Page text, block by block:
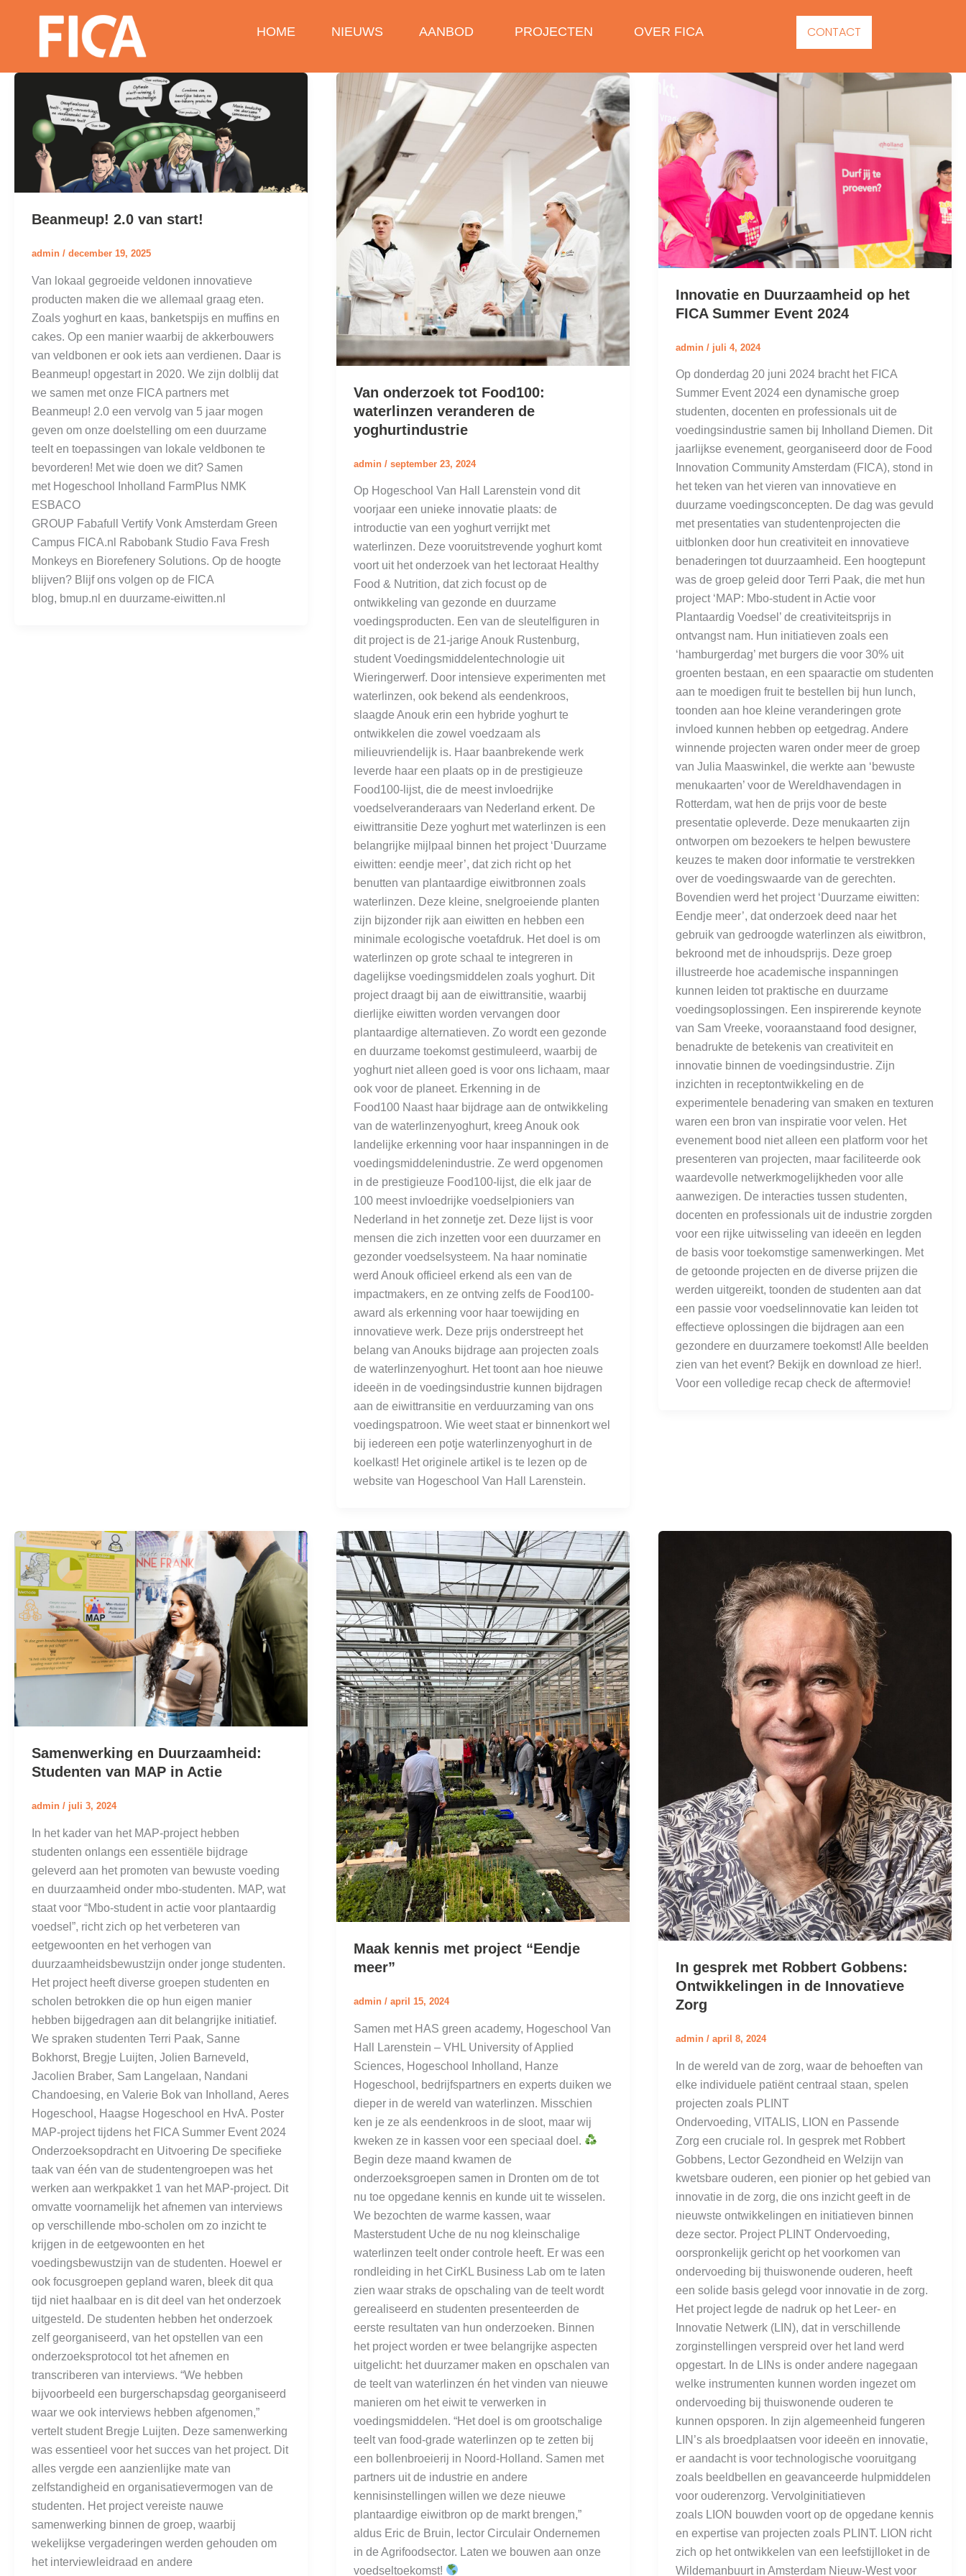
HOME NIEUWS AANBOD PROJECTEN OVER FICA CONTACT
Beanmeup! 2.0 van start!
admin / december 19, 2025
Van lokaal gegroeide veldonen innovatieve
producten maken die we allemaal graag eten.
Zoals yoghurt en kaas, banketspijs en muffins en
cakes. Op een manier waarbij de akkerbouwers
van veldbonen er ook iets aan verdienen. Daar is
Beanmeup! opgestart in 2020. We zijn dolblij dat
we samen met onze FICA partners met
Beanmeup! 2.0 een vervolg van 5 jaar mogen
geven om onze doelstelling om een duurzame
teelt en toepassingen van lokale veldbonen te
bevorderen! Met wie doen we dit? Samen
met Hogeschool Inholland FarmPlus NMK
ESBACO
GROUP Fabafull Vertify Vonk Amsterdam Green
Campus FICA.nl Rabobank Studio Fava Fresh
Monkeys en Biorefenery Solutions. Op de hoogte
blijven? Blijf ons volgen op de FICA
blog, bmup.nl en duurzame-eiwitten.nl
Van onderzoek tot Food100:
waterlinzen veranderen de
yoghurtindustrie
admin / september 23, 2024
Op Hogeschool Van Hall Larenstein vond dit
voorjaar een unieke innovatie plaats: de
introductie van een yoghurt verrijkt met
waterlinzen. Deze vooruitstrevende yoghurt komt
voort uit het onderzoek van het lectoraat Healthy
Food & Nutrition, dat zich focust op de
ontwikkeling van gezonde en duurzame
voedingsproducten. Een van de sleutelfiguren in
dit project is de 21-jarige Anouk Rustenburg,
student Voedingsmiddelentechnologie uit
Wieringerwerf. Door intensieve experimenten met
waterlinzen, ook bekend als eendenkroos,
slaagde Anouk erin een hybride yoghurt te
ontwikkelen die zowel voedzaam als
milieuvriendelijk is. Haar baanbrekende werk
leverde haar een plaats op in de prestigieuze
Food100-lijst, die de meest invloedrijke
voedselveranderaars van Nederland erkent. De
eiwittransitie Deze yoghurt met waterlinzen is een
belangrijke mijlpaal binnen het project ‘Duurzame
eiwitten: eendje meer’, dat zich richt op het
benutten van plantaardige eiwitbronnen zoals
waterlinzen. Deze kleine, snelgroeiende planten
zijn bijzonder rijk aan eiwitten en hebben een
minimale ecologische voetafdruk. Het doel is om
waterlinzen op grote schaal te integreren in
dagelijkse voedingsmiddelen zoals yoghurt. Dit
project draagt bij aan de eiwittransitie, waarbij
dierlijke eiwitten worden vervangen door
plantaardige alternatieven. Zo wordt een gezonde
en duurzame toekomst gestimuleerd, waarbij de
yoghurt niet alleen goed is voor ons lichaam, maar
ook voor de planeet. Erkenning in de
Food100 Naast haar bijdrage aan de ontwikkeling
van de waterlinzenyoghurt, kreeg Anouk ook
landelijke erkenning voor haar inspanningen in de
voedingsmiddelenindustrie. Ze werd opgenomen
in de prestigieuze Food100-lijst, die elk jaar de
100 meest invloedrijke voedselpioniers van
Nederland in het zonnetje zet. Deze lijst is voor
mensen die zich inzetten voor een duurzamer en
gezonder voedselsysteem. Na haar nominatie
werd Anouk officieel erkend als een van de
impactmakers, en ze ontving zelfs de Food100-
award als erkenning voor haar toewijding en
innovatieve werk. Deze prijs onderstreept het
belang van Anouks bijdrage aan projecten zoals
de waterlinzenyoghurt. Het toont aan hoe nieuwe
ideeën in de voedingsindustrie kunnen bijdragen
aan de eiwittransitie en verduurzaming van ons
voedingspatroon. Wie weet staat er binnenkort wel
bij iedereen een potje waterlinzenyoghurt in de
koelkast! Het originele artikel is te lezen op de
website van Hogeschool Van Hall Larenstein.
Innovatie en Duurzaamheid op het
FICA Summer Event 2024
admin / juli 4, 2024
Op donderdag 20 juni 2024 bracht het FICA
Summer Event 2024 een dynamische groep
studenten, docenten en professionals uit de
voedingsindustrie samen bij Inholland Diemen. Dit
jaarlijkse evenement, georganiseerd door de Food
Innovation Community Amsterdam (FICA), stond in
het teken van het vieren van innovatieve en
duurzame voedingsconcepten. De dag was gevuld
met presentaties van studentenprojecten die
uitblonken door hun creativiteit en innovatieve
benaderingen tot duurzaamheid. Een hoogtepunt
was de groep geleid door Terri Paak, die met hun
project ‘MAP: Mbo-student in Actie voor
Plantaardig Voedsel’ de creativiteitsprijs in
ontvangst nam. Hun initiatieven zoals een
‘hamburgerdag’ met burgers die voor 30% uit
groenten bestaan, en een spaaractie om studenten
aan te moedigen fruit te bestellen bij hun lunch,
toonden aan hoe kleine veranderingen grote
invloed kunnen hebben op eetgedrag. Andere
winnende projecten waren onder meer de groep
van Julia Maaswinkel, die werkte aan ‘bewuste
menukaarten’ voor de Wereldhavendagen in
Rotterdam, wat hen de prijs voor de beste
presentatie opleverde. Deze menukaarten zijn
ontworpen om bezoekers te helpen bewustere
keuzes te maken door informatie te verstrekken
over de voedingswaarde van de gerechten.
Bovendien werd het project ‘Duurzame eiwitten:
Eendje meer’, dat onderzoek deed naar het
gebruik van gedroogde waterlinzen als eiwitbron,
bekroond met de inhoudsprijs. Deze groep
illustreerde hoe academische inspanningen
kunnen leiden tot praktische en duurzame
voedingsoplossingen. Een inspirerende keynote
van Sam Vreeke, vooraanstaand food designer,
benadrukte de betekenis van creativiteit en
innovatie binnen de voedingsindustrie. Zijn
inzichten in receptontwikkeling en de
experimentele benadering van smaken en texturen
waren een bron van inspiratie voor velen. Het
evenement bood niet alleen een platform voor het
presenteren van projecten, maar faciliteerde ook
waardevolle netwerkmogelijkheden voor alle
aanwezigen. De interacties tussen studenten,
docenten en professionals uit de industrie zorgden
voor een rijke uitwisseling van ideeën en legden
de basis voor toekomstige samenwerkingen. Met
de getoonde projecten en de diverse prijzen die
werden uitgereikt, toonden de studenten aan dat
een passie voor voedselinnovatie kan leiden tot
effectieve oplossingen die bijdragen aan een
gezondere en duurzamere toekomst! Alle beelden
zien van het event? Bekijk en download ze hier!.
Voor een volledige recap check de aftermovie!
Samenwerking en Duurzaamheid:
Studenten van MAP in Actie
admin / juli 3, 2024
In het kader van het MAP-project hebben
studenten onlangs een essentiële bijdrage
geleverd aan het promoten van bewuste voeding
en duurzaamheid onder mbo-studenten. MAP, wat
staat voor “Mbo-student in actie voor plantaardig
voedsel”, richt zich op het verbeteren van
eetgewoonten en het verhogen van
duurzaamheidsbewustzijn onder jonge studenten.
Het project heeft diverse groepen studenten en
scholen betrokken die op hun eigen manier
hebben bijgedragen aan dit belangrijke initiatief.
We spraken studenten Terri Paak, Sanne
Bokhorst, Bregje Luijten, Jolien Barneveld,
Jacolien Braber, Sam Langelaan, Nandani
Chandoesing, en Valerie Bok van Inholland, Aeres
Hogeschool, Haagse Hogeschool en HvA. Poster
MAP-project tijdens het FICA Summer Event 2024
Onderzoeksopdracht en Uitvoering De specifieke
taak van één van de studentengroepen was het
werken aan werkpakket 1 van het MAP-project. Dit
omvatte voornamelijk het afnemen van interviews
op verschillende mbo-scholen om zo inzicht te
krijgen in de eetgewoonten en het
voedingsbewustzijn van de studenten. Hoewel er
ook focusgroepen gepland waren, bleek dit qua
tijd niet haalbaar en is dit deel van het onderzoek
uitgesteld. De studenten hebben het onderzoek
zelf georganiseerd, van het opstellen van een
onderzoeksprotocol tot het afnemen en
transcriberen van interviews. “We hebben
bijvoorbeeld een burgerschapsdag georganiseerd
waar we ook interviews hebben afgenomen,”
vertelt student Bregje Luijten. Deze samenwerking
was essentieel voor het succes van het project. Dit
alles vergde een aanzienlijke mate van
zelfstandigheid en organisatievermogen van de
studenten. Het project vereiste nauwe
samenwerking binnen de groep, waarbij
wekelijkse vergaderingen werden gehouden om
het interviewleidraad en andere
Maak kennis met project “Eendje
meer”
admin / april 15, 2024
Samen met HAS green academy, Hogeschool Van
Hall Larenstein – VHL University of Applied
Sciences, Hogeschool Inholland, Hanze
Hogeschool, bedrijfspartners en experts duiken we
dieper in de wereld van waterlinzen. Misschien
ken je ze als eendenkroos in de sloot, maar wij
kweken ze in kassen voor een speciaal doel.
Begin deze maand kwamen de
onderzoeksgroepen samen in Dronten om de tot
nu toe opgedane kennis en kunde uit te wisselen.
We bezochten de warme kassen, waar
Masterstudent Uche de nu nog kleinschalige
waterlinzen teelt onder controle heeft. Er was een
rondleiding in het CirKL Business Lab om te laten
zien waar straks de opschaling van de teelt wordt
gerealiseerd en studenten presenteerden de
eerste resultaten van hun onderzoeken. Binnen
het project worden er twee belangrijke aspecten
uitgelicht: het duurzamer maken en opschalen van
de teelt van waterlinzen én het vinden van nieuwe
manieren om het eiwit te verwerken in
voedingsmiddelen. “Het doel is om grootschalige
teelt van food-grade waterlinzen op te zetten bij
een bollenbroeierij in Noord-Holland. Samen met
partners uit de industrie en andere
kennisinstellingen willen we deze nieuwe
plantaardige eiwitbron op de markt brengen,”
aldus Eric de Bruin, lector Circulair Ondernemen
in de Agrifoodsector. Laten we bouwen aan onze
voedseltoekomst!
In gesprek met Robbert Gobbens:
Ontwikkelingen in de Innovatieve
Zorg
admin / april 8, 2024
In de wereld van de zorg, waar de behoeften van
elke individuele patiënt centraal staan, spelen
projecten zoals PLINT
Ondervoeding, VITALIS, LION en Passende
Zorg een cruciale rol. In gesprek met Robbert
Gobbens, Lector Gezondheid en Welzijn van
kwetsbare ouderen, een pionier op het gebied van
innovatie in de zorg, die ons inzicht geeft in de
nieuwste ontwikkelingen en initiatieven binnen
deze sector. Project PLINT Ondervoeding,
oorspronkelijk gericht op het voorkomen van
ondervoeding bij thuiswonende ouderen, heeft
een solide basis gelegd voor innovatie in de zorg.
Het project legde de nadruk op het Leer- en
Innovatie Netwerk (LIN), dat in verschillende
zorginstellingen verspreid over het land werd
opgestart. In de LINs is onder andere nagegaan
welke instrumenten kunnen worden ingezet om
ondervoeding bij thuiswonende ouderen te
kunnen opsporen. In zijn algemeenheid fungeren
LIN’s als broedplaatsen voor ideeën en innovatie,
er aandacht is voor technologische vooruitgang
zoals beeldbellen en geavanceerde hulpmiddelen
voor ouderenzorg. Vervolginitiatieven
zoals LION bouwden voort op de opgedane kennis
en expertise van projecten zoals PLINT. LION richt
zich op het ontwikkelen van een leefstijlloket in de
Wildemanbuurt in Amsterdam Nieuw-West voor